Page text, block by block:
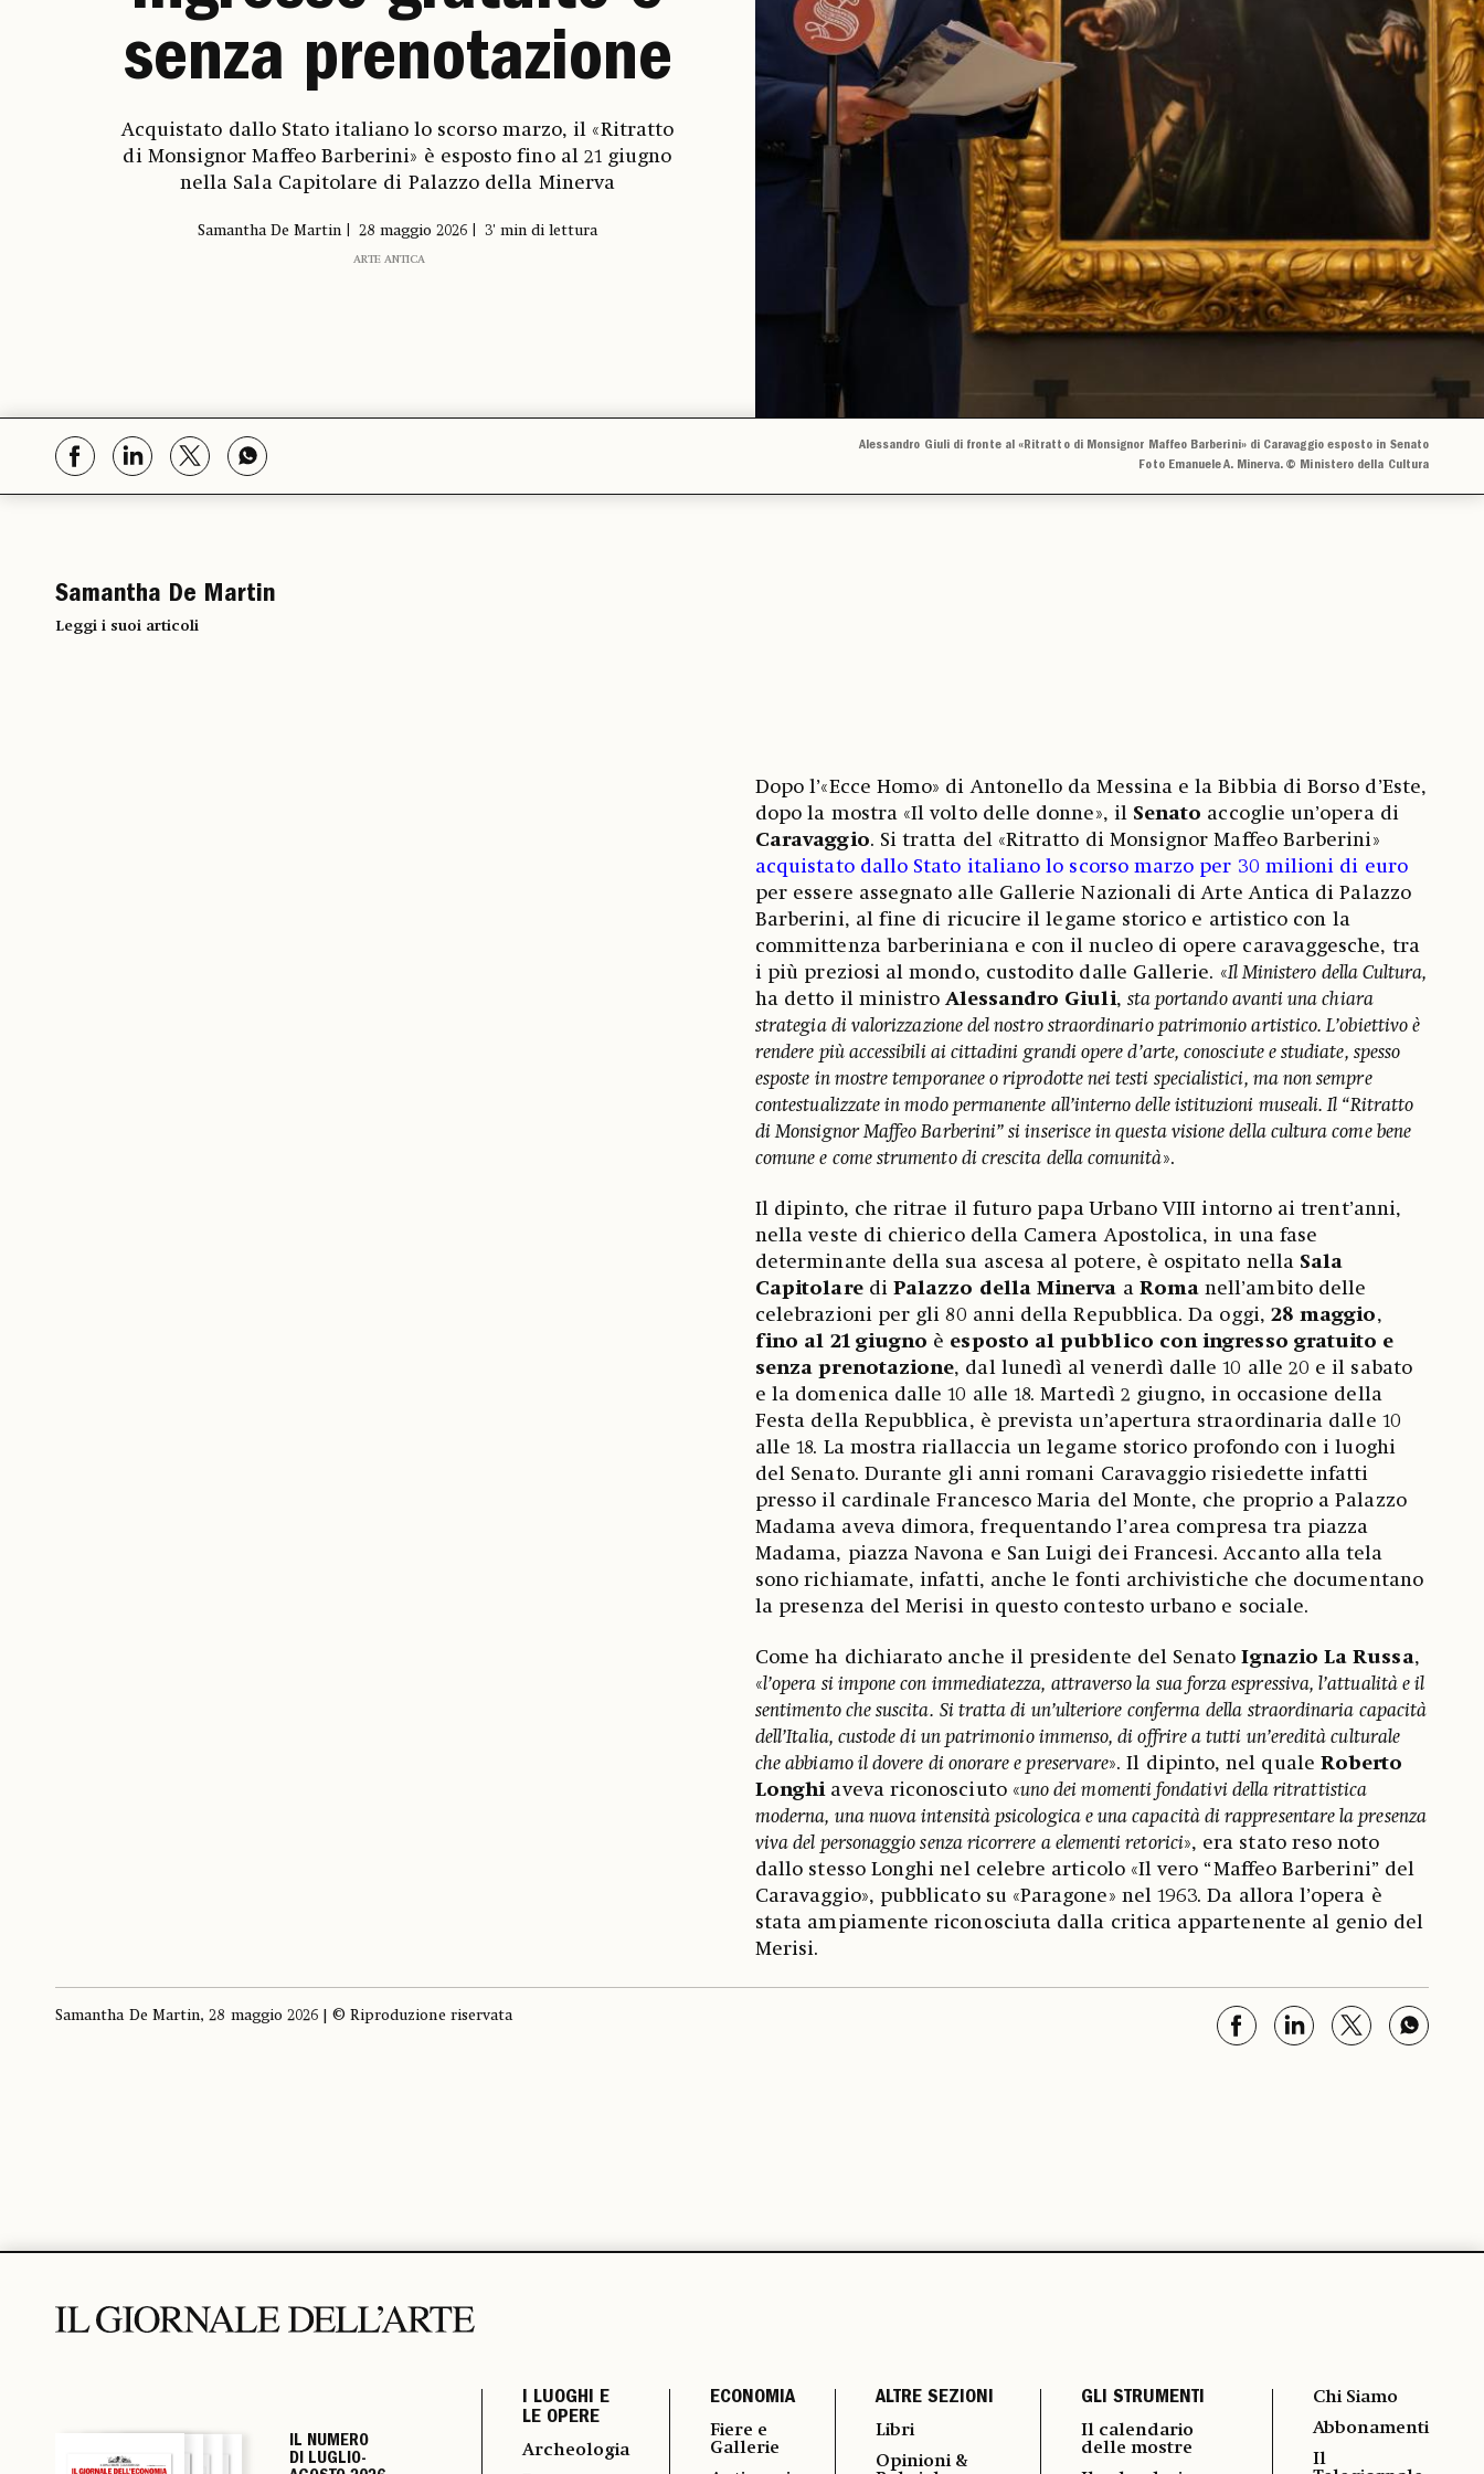
senza prenotazione
Acquistato dallo Stato italiano lo scorso marzo, il «Ritratto
di Monsignor Maffeo Barberini» è esposto fino al 21 giugno
nella Sala Capitolare di Palazzo della Minerva
Samantha De Martin 28 maggio 2026 3' min di lettura
ARTE ANTICA
Alessandro Giuli di fronte al «Ritratto di Monsignor Maffeo Barberini» di Caravaggio esposto in Senato
Foto Emanuele A. Minerva. © Ministero della Cultura
Samantha De Martin
Leggi i suoi articoli
Dopo l’«Ecce Homo» di Antonello da Messina e la Bibbia di Borso d’Este,
dopo la mostra «Il volto delle donne», il Senato accoglie un’opera di
Caravaggio. Si tratta del «Ritratto di Monsignor Maffeo Barberini»
acquistato dallo Stato italiano lo scorso marzo per 30 milioni di euro
per essere assegnato alle Gallerie Nazionali di Arte Antica di Palazzo
Barberini, al fine di ricucire il legame storico e artistico con la
committenza barberiniana e con il nucleo di opere caravaggesche, tra
i più preziosi al mondo, custodito dalle Gallerie. «Il Ministero della Cultura,
ha detto il ministroAlessandro Giuli, sta portando avanti una chiara
strategia di valorizzazione del nostro straordinario patrimonio artistico. L’obiettivo è
rendere più accessibili ai cittadini grandi opere d’arte, conosciute e studiate, spesso
esposte in mostre temporanee o riprodotte nei testi specialistici, ma non sempre
contestualizzate in modo permanente all’interno delle istituzioni museali. Il “Ritratto
di Monsignor Maffeo Barberini” si inserisce in questa visione della cultura come bene
comune e come strumento di crescita della comunità».
Il dipinto, che ritrae il futuro papa Urbano VIII intorno ai trent’anni,
nella veste di chierico della Camera Apostolica, in una fase
determinante della sua ascesa al potere, è ospitato nella Sala
Capitolaredi Palazzo della Minerva a Romanell’ambito delle
celebrazioni per gli 80 anni della Repubblica. Da oggi, 28 maggio,
fino al 21 giugno è esposto al pubblico con ingresso gratuito e
senza prenotazione, dal lunedì al venerdì dalle 10 alle 20 e il sabato
e la domenica dalle 10 alle 18. Martedì 2 giugno, in occasione della
Festa della Repubblica, è prevista un’apertura straordinaria dalle 10
alle 18. La mostra riallaccia un legame storico profondo con i luoghi
del Senato. Durante gli anni romani Caravaggio risiedette infatti
presso il cardinale Francesco Maria del Monte, che proprio a Palazzo
Madama aveva dimora, frequentando l’area compresa tra piazza
Madama, piazza Navona e San Luigi dei Francesi. Accanto alla tela
sono richiamate, infatti, anche le fonti archivistiche che documentano
la presenza del Merisi in questo contesto urbano e sociale.
Come ha dichiarato anche il presidente del SenatoIgnazio La Russa,
«l’opera si impone con immediatezza, attraverso la sua forza espressiva, l’attualità e il
sentimento che suscita. Si tratta di un’ulteriore conferma della straordinaria capacità
dell’Italia, custode di un patrimonio immenso, di offrire a tutti un’eredità culturale
che abbiamo il dovere di onorare e preservare». Il dipinto, nel quale Roberto
Longhiaveva riconosciuto «uno dei momenti fondativi della ritrattistica
moderna, una nuova intensità psicologica e una capacità di rappresentare la presenza
viva del personaggio senza ricorrere a elementi retorici», era stato reso noto
dallo stesso Longhi nel celebre articolo «Il vero “Maffeo Barberini” del
Caravaggio», pubblicato su «Paragone» nel 1963. Da allora l’opera è
stata ampiamente riconosciuta dalla critica appartenente al genio del
Merisi.
Samantha De Martin, 28 maggio 2026 | © Riproduzione riservata
IL NUMERO
DI LUGLIO-
IL NUMERO
DI LUGLIO-
IL NUMERO
DI LUGLIO-
IL NUMERO
DI LUGLIO-
I LUOGHI E
LE OPERE
Archeologia
ECONOMIA
Fiere e
Gallerie
ALTRE SEZIONI
Libri
Opinioni &
GLI STRUMENTI
Il calendario
delle mostre
Chi Siamo
Abbonamenti
Il